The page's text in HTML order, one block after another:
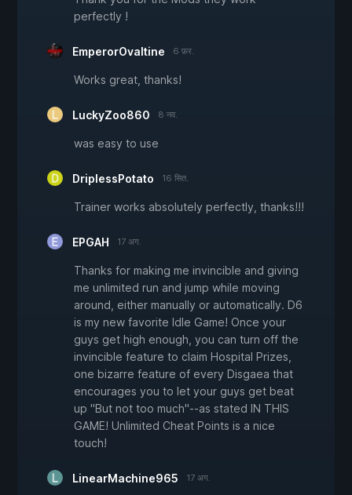
perfectly !
EmperorOvaltine 6 फ़र.
Works great, thanks!
LuckyZoo860 8 नव.
was easy to use
DriplessPotato 16 सित.
Trainer works absolutely perfectly, thanks!!!
EPGAH 17 अग.
Thanks for making me invincible and giving
me unlimited run and jump while moving
around, either manually or automatically. D6
is my new favorite Idle Game! Once your
guys get high enough, you can turn off the
invincible feature to claim Hospital Prizes,
one bizarre feature of every Disgaea that
encourages you to let your guys get beat
up "But not too much"--as stated IN THIS
GAME! Unlimited Cheat Points is a nice
touch!
LinearMachine965 17 अग.